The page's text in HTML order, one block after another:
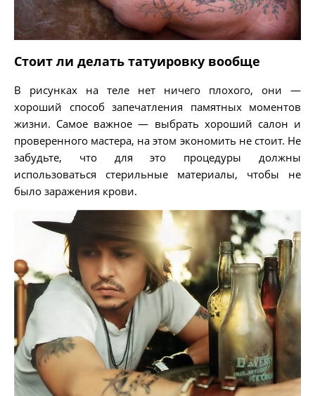
Стоит ли делать татуировку вообще
В рисунках на теле нет ничего плохого, они —
хороший способ запечатления памятных моментов
жизни. Самое важное — выбрать хороший салон и
проверенного мастера, на этом экономить не стоит. Не
забудьте, что для это процедуры должны
использоваться стерильные материалы, чтобы не
было заражения крови.